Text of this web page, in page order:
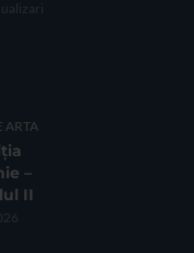
ARTA
–
II